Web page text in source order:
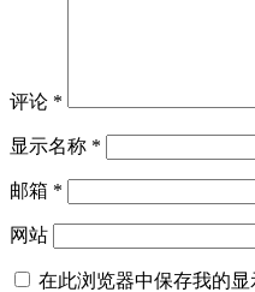
评论 *
显示名称 *
邮箱 *
网站
在此浏览器中保存我的显